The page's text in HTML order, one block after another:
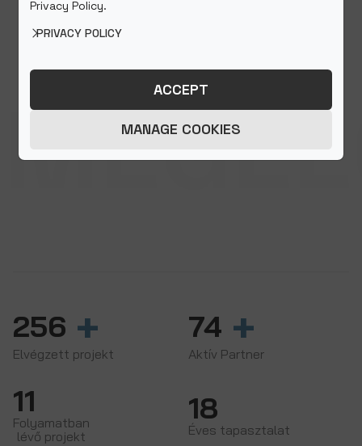
GARANCIA
256 +
Elvégzett projekt
74 +
Aktív Partner
11
Folyamatban
lévő projekt
18
Éves tapasztalat
Privacy Policy.
PRIVACY POLICY
MANAGE COOKIES
ACCEPT